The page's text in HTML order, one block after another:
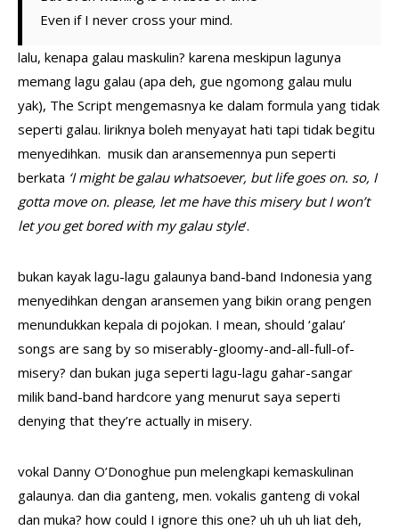
Even if I never cross your mind.
lalu, kenapa galau maskulin? karena meskipun lagunya
memang lagu galau (apa deh, gue ngomong galau mulu
yak), The Script mengemasnya ke dalam formula yang tidak
seperti galau. liriknya boleh menyayat hati tapi tidak begitu
menyedihkan. musik dan aransemennya pun seperti
berkata ‘I might be galau whatsoever, but life goes on. so, I
gotta move on. please, let me have this misery but I won’t
let you get bored with my galau style‘.
bukan kayak lagu-lagu galaunya band-band Indonesia yang
menyedihkan dengan aransemen yang bikin orang pengen
menundukkan kepala di pojokan. I mean, should ‘galau’
songs are sang by so miserably-gloomy-and-all-full-of-
misery? dan bukan juga seperti lagu-lagu gahar-sangar
milik band-band hardcore yang menurut saya seperti
denying that they’re actually in misery.
vokal Danny O’Donoghue pun melengkapi kemaskulinan
galaunya. dan dia ganteng, men. vokalis ganteng di vokal
dan muka? how could I ignore this one? uh uh uh liat deh,